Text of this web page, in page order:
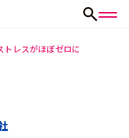
レスがほぼゼロに